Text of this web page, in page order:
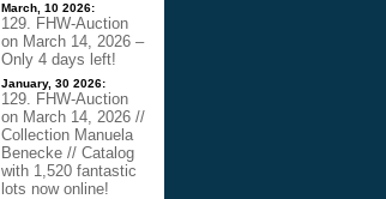
March, 10 2026:
129. FHW-Auction
on March 14, 2026 –
Only 4 days left!
January, 30 2026:
129. FHW-Auction
on March 14, 2026 //
Collection Manuela
Benecke // Catalog
with 1,520 fantastic
lots now online!